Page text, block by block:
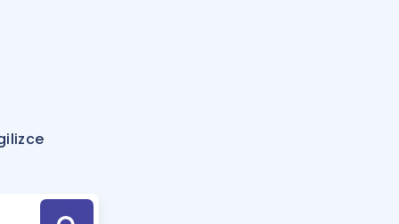
Hesaplama Aracı
için Öneriler
Tek Takvimde